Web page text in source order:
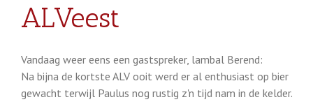
ALVeest
Vandaag weer eens een gastspreker, lambal Berend:
Na bijna de kortste ALV ooit werd er al enthusiast op bier
gewacht terwijl Paulus nog rustig z'n tijd nam in de kelder.